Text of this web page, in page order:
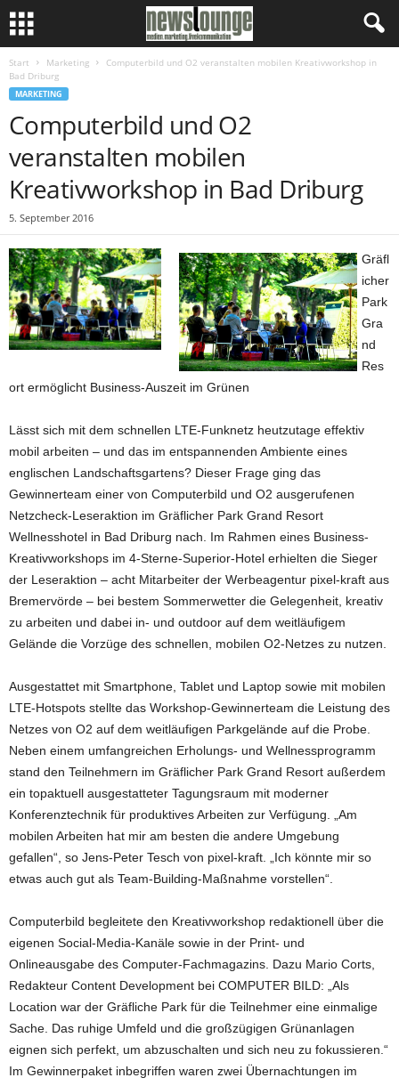
Start Marketing
Computerbild und O2 veranstalten mobilen Kreativworkshop in
Bad Driburg
MARKETING
Computerbild und O2
veranstalten mobilen
Kreativworkshop in Bad Driburg
5. September 2016
Gräfl
icher
Park
Gra
nd
Res
ort ermöglicht Business-Auszeit im Grünen
Lässt sich mit dem schnellen LTE-Funknetz heutzutage effektiv
mobil arbeiten – und das im entspannenden Ambiente eines
englischen Landschaftsgartens? Dieser Frage ging das
Gewinnerteam einer von Computerbild und O2 ausgerufenen
Netzcheck-Leseraktion im Gräflicher Park Grand Resort
Wellnesshotel in Bad Driburg nach. Im Rahmen eines Business-
Kreativworkshops im 4-Sterne-Superior-Hotel erhielten die Sieger
der Leseraktion – acht Mitarbeiter der Werbeagentur pixel-kraft aus
Bremervörde – bei bestem Sommerwetter die Gelegenheit, kreativ
zu arbeiten und dabei in- und outdoor auf dem weitläufigem
Gelände die Vorzüge des schnellen, mobilen O2-Netzes zu nutzen.
Ausgestattet mit Smartphone, Tablet und Laptop sowie mit mobilen
LTE-Hotspots stellte das Workshop-Gewinnerteam die Leistung des
Netzes von O2 auf dem weitläufigen Parkgelände auf die Probe.
Neben einem umfangreichen Erholungs- und Wellnessprogramm
stand den Teilnehmern im Gräflicher Park Grand Resort außerdem
ein topaktuell ausgestatteter Tagungsraum mit moderner
Konferenztechnik für produktives Arbeiten zur Verfügung. „Am
mobilen Arbeiten hat mir am besten die andere Umgebung
gefallen“, so Jens-Peter Tesch von pixel-kraft. „Ich könnte mir so
etwas auch gut als Team-Building-Maßnahme vorstellen“.
Computerbild begleitete den Kreativworkshop redaktionell über die
eigenen Social-Media-Kanäle sowie in der Print- und
Onlineausgabe des Computer-Fachmagazins. Dazu Mario Corts,
Redakteur Content Development bei COMPUTER BILD: „Als
Location war der Gräfliche Park für die Teilnehmer eine einmalige
Sache. Das ruhige Umfeld und die großzügigen Grünanlagen
eignen sich perfekt, um abzuschalten und sich neu zu fokussieren.“
Im Gewinnerpaket inbegriffen waren zwei Übernachtungen im